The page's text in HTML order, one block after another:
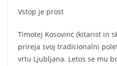
Vstop je prost
Timotej Kosovinc (kitarist in
prireja svoj tradicionalni
vrtu Ljubljana. Letos se mu